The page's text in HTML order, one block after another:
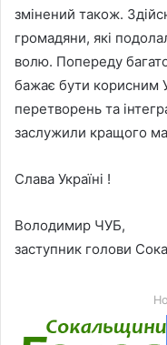
змінений також.
громадяни, які
волю. Попереду
бажає бути корисним
перетворень та
заслужили кращого
Слава Україні !
Володимир ЧУБ,
заступник голови